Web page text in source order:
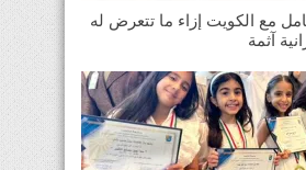
مع الكويت إزاء ما تتعرض له
آثمة